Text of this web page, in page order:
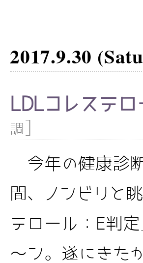
2017.9.30
LDLコレステ
調
今年の健康診
間、ノンビリと
テロール：E判
～ン。遂にきた